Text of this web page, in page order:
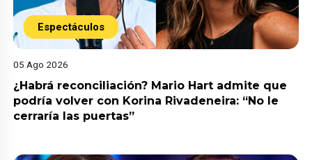
Espectáculos
05 Ago 2026
¿Habrá reconciliación? Mario Hart admite que
podría volver con Korina Rivadeneira: “No le
cerraría las puertas”